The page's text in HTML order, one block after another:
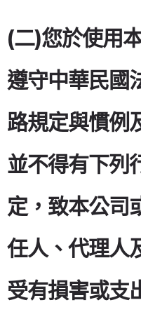
(二)您於使用
遵守中華民國
路規定與慣例
並不得有下列
定，致本公司
任人、代理人
受有損害或支